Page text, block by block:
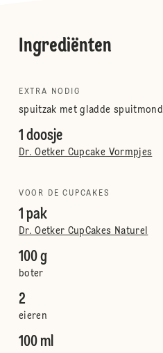
Ingrediënten
EXTRA NODIG
spuitzak met gladde spuitmond
1 doosje
Dr. Oetker Cupcake Vormpjes
VOOR DE CUPCAKES
1 pak
Dr. Oetker CupCakes Naturel
100 g
boter
2
eieren
100 ml